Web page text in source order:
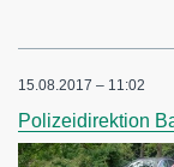
15.08.2017 – 11:02
Polizeidirektion